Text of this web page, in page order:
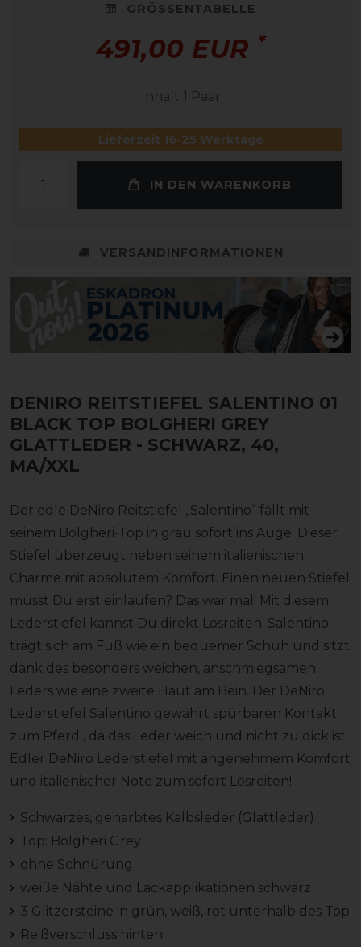
GRÖSSENTABELLE
491,00 EUR *
Inhalt 1 Paar
Lieferzeit 16-25 Werktage
IN DEN WARENKORB
VERSANDINFORMATIONEN
DENIRO REITSTIEFEL SALENTINO 01
BLACK TOP BOLGHERI GREY
GLATTLEDER - SCHWARZ, 40,
MA/XXL
Der edle DeNiro Reitstiefel „Salentino“ fällt mit
seinem Bolgheri-Top in grau sofort ins Auge. Dieser
Stiefel überzeugt neben seinem italienischen
Charme mit absolutem Komfort. Einen neuen Stiefel
musst Du erst einlaufen? Das war mal! Mit diesem
Lederstiefel kannst Du direkt Losreiten. Salentino
trägt sich am Fuß wie ein bequemer Schuh und sitzt
dank des besonders weichen, anschmiegsamen
Leders wie eine zweite Haut am Bein. Der DeNiro
Lederstiefel Salentino gewährt spürbaren Kontakt
zum Pferd , da das Leder weich und nicht zu dick ist.
Edler DeNiro Lederstiefel mit angenehmem Komfort
und italienischer Note zum sofort Losreiten!
Schwarzes, genarbtes Kalbsleder (Glattleder)
Top: Bolgheri Grey
ohne Schnürung
weiße Nähte und Lackapplikationen schwarz
3 Glitzersteine in grün, weiß, rot unterhalb des Top
Reißverschluss hinten